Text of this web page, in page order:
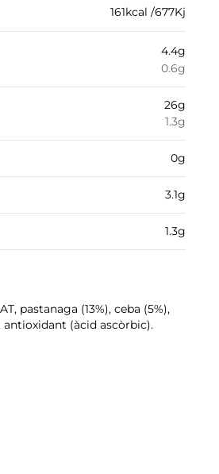
161kcal /677Kj
4.4g
0.6g
26g
1.3g
0g
3.1g
1.3g
pastanaga (13%), ceba (5%),
(àcid ascòrbic).